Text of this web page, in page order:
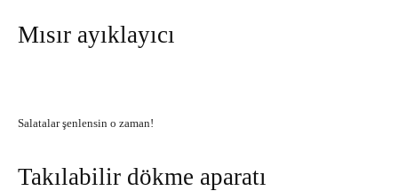
Mısır ayıklayıcı
Salatalar şenlensin o zaman!
Takılabilir dökme aparatı